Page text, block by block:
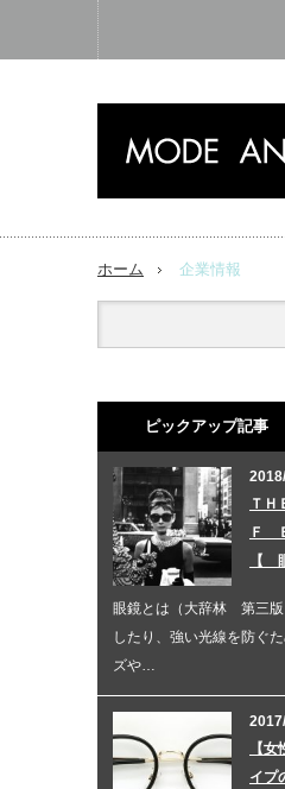
ホーム 企業情報
ピックアップ記事
Ｔ
Ｆ
【
眼鏡とは（大辞林 第三
したり、強い光線を防ぐ
ズや…
【
イプ